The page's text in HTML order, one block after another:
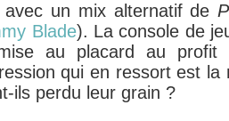
un mix alternatif de
Blade). La console de
au placard au profit
qui en ressort est la
ils perdu leur grain ?